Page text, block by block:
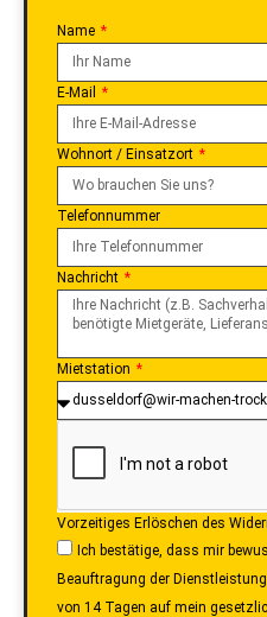
Name
E-Mail
Wohnort / Einsatzort
Telefonnummer
Nachricht
Mietstation
Vorzeitiges Erlöschen des
Ich bestätige, dass mir
Beauftragung der
von 14 Tagen auf mein